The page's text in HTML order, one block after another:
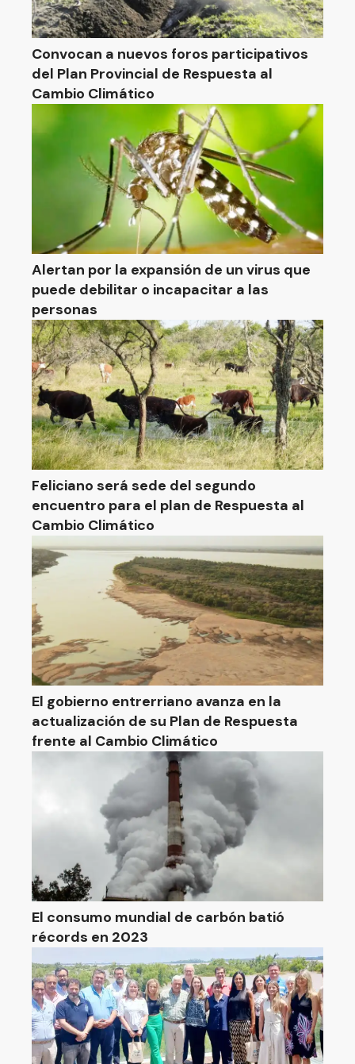
Convocan a nuevos foros participativos
del Plan Provincial de Respuesta al
Cambio Climático
Alertan por la expansión de un virus que
puede debilitar o incapacitar a las
personas
Feliciano será sede del segundo
encuentro para el plan de Respuesta al
Cambio Climático
El gobierno entrerriano avanza en la
actualización de su Plan de Respuesta
frente al Cambio Climático
El consumo mundial de carbón batió
récords en 2023